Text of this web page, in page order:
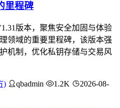
里程碑
版本，聚焦安全加固与体验
领域的重要里程碑，该版本强
机制，优化私钥存储与交易风
) qbadmin 1.2K
2026-08-